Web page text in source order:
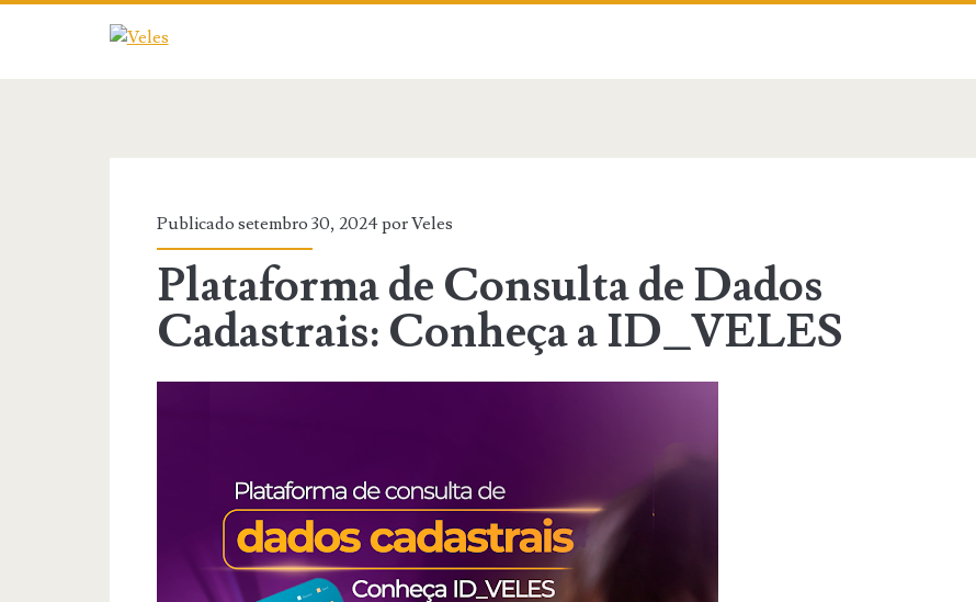
Publicado setembro 30, 2024 porVeles
Plataforma de Consulta de Dados
Cadastrais: Conheça a ID_VELES